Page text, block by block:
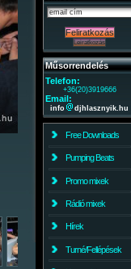
Műsorrendelés
Telefon:
+36(20)3919666
Email:
info djhlasznyik.hu
Free Downloads
Pumping Beats
Promo mixek
Rádió mixek
Hírek
Turné/Fellépések